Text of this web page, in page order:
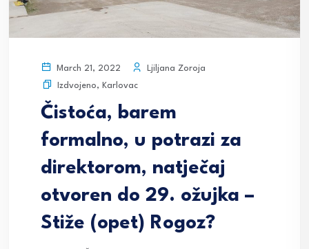
March 21, 2022
Ljiljana Zoroja
Izdvojeno, Karlovac
Čistoća, barem
formalno, u potrazi za
direktorom, natječaj
otvoren do 29. ožujka –
Stiže (opet) Rogoz?